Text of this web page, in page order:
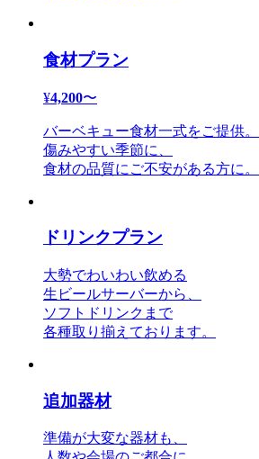
食材プラン
¥4,200〜
バーベキュー食材一式をご提供。
傷みやすい季節に、
食材の品質にご不安がある方に。
ドリンクプラン
大勢でわいわい飲める
生ビールサーバーから、
ソフトドリンクまで
各種取り揃えております。
追加器材
準備が大変な器材も、